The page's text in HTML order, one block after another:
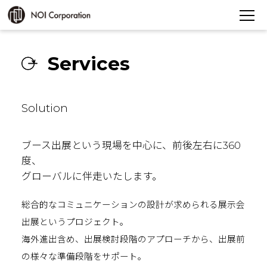
Services
Solution
ブース出展という現場を中心に、前後左右に360
度、
グローバルに伴走いたします。
総合的なコミュニケーションの設計が求められる展示会
出展というプロジェクト。
海外進出含め、出展検討段階のアプローチから、出展前
の様々な準備段階をサポート。